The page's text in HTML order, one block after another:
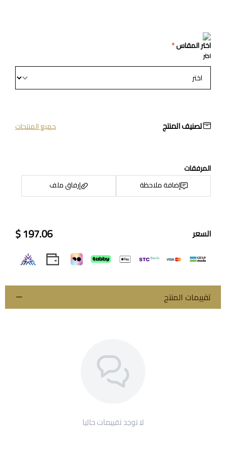
اختر المقاس*
اختر
تصنيف المنتج جميع المنتجات
المرفقات
إضافة ملاحظة
إرفاق ملف
السعر 197.06 $
تقييمات المنتج
لا توجد تقييمات حاليا